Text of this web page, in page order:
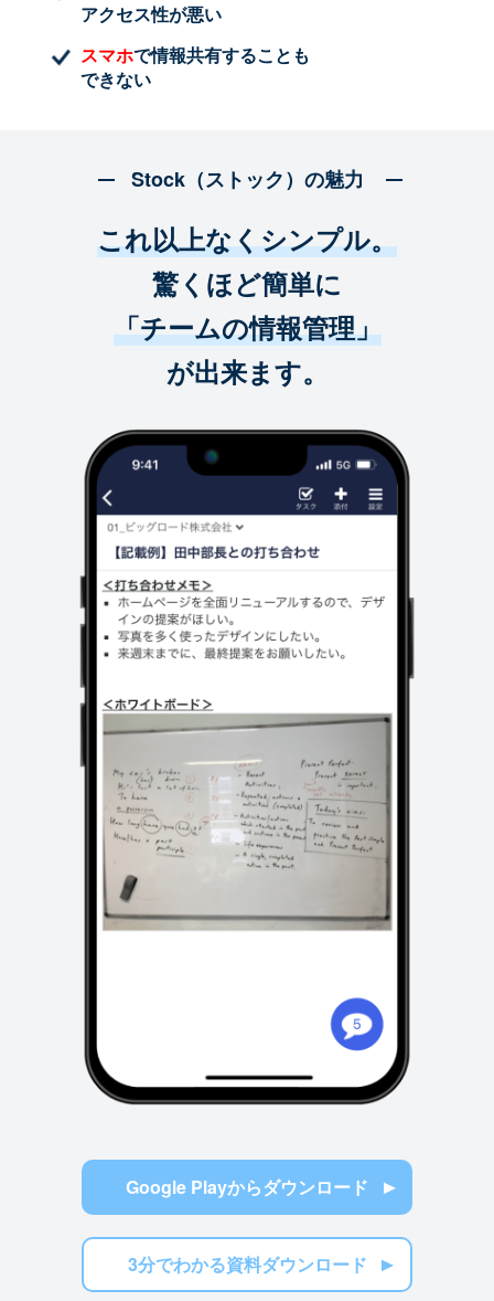
アクセス性が悪い
スマホで情報共有することも
できない
Stock（ストック）の魅力
これ以上なくシンプル。
驚くほど簡単に
「チームの情報管理」
が出来ます。
Google Playからダウンロード
3分でわかる資料ダウンロード